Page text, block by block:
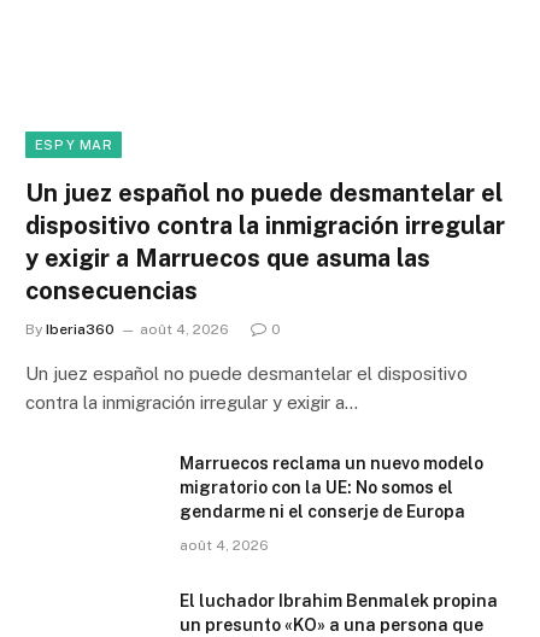
ESP Y MAR
Un juez español no puede desmantelar el
dispositivo contra la inmigración irregular
y exigir a Marruecos que asuma las
consecuencias
By Iberia360 août 4, 2026 0
Un juez español no puede desmantelar el dispositivo
contra la inmigración irregular y exigir a…
Marruecos reclama un nuevo modelo
migratorio con la UE: No somos el
gendarme ni el conserje de Europa
août 4, 2026
El luchador Ibrahim Benmalek propina
un presunto «KO» a una persona que